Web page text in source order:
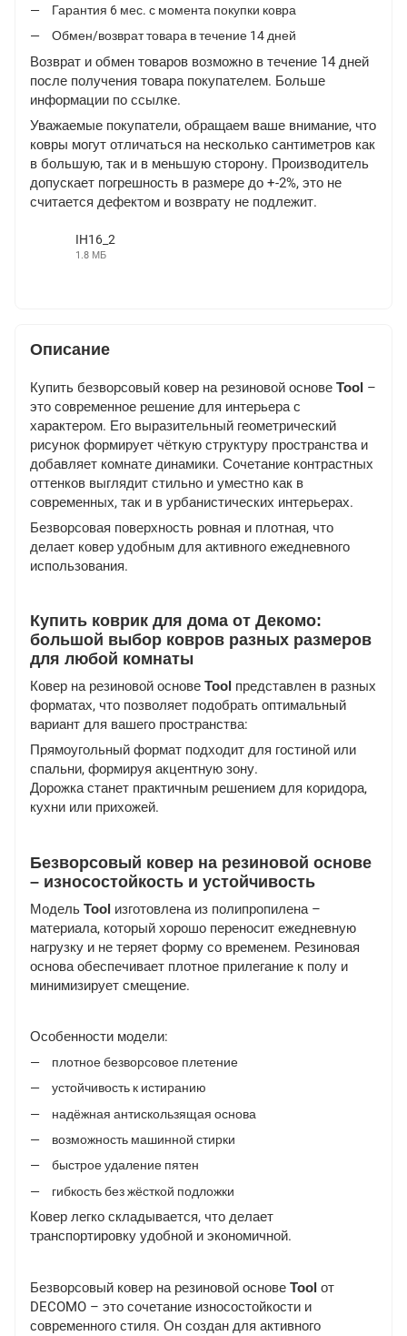
Гарантия 6 мес. с момента покупки ковра
Обмен/возврат товара в течение 14 дней
Возврат и обмен товаров возможно в течение 14 дней
после получения товара покупателем. Больше
информации по ссылке.
Уважаемые покупатели, обращаем ваше внимание, что
ковры могут отличаться на несколько сантиметров как
в большую, так и в меньшую сторону. Производитель
допускает погрешность в размере до +-2%, это не
считается дефектом и возврату не подлежит.
IH16_2
1.8 МБ
Описание
Купить безворсовый ковер на резиновой основе Tool –
это современное решение для интерьера с
характером. Его выразительный геометрический
рисунок формирует чёткую структуру пространства и
добавляет комнате динамики. Сочетание контрастных
оттенков выглядит стильно и уместно как в
современных, так и в урбанистических интерьерах.
Безворсовая поверхность ровная и плотная, что
делает ковер удобным для активного ежедневного
использования.
Купить коврик для дома от Декомо:
большой выбор ковров разных размеров
для любой комнаты
Ковер на резиновой основе Tool представлен в разных
форматах, что позволяет подобрать оптимальный
вариант для вашего пространства:
Прямоугольный формат подходит для гостиной или
спальни, формируя акцентную зону.
Дорожка станет практичным решением для коридора,
кухни или прихожей.
Безворсовый ковер на резиновой основе
– износостойкость и устойчивость
Модель Tool изготовлена из полипропилена –
материала, который хорошо переносит ежедневную
нагрузку и не теряет форму со временем. Резиновая
основа обеспечивает плотное прилегание к полу и
минимизирует смещение.
Особенности модели:
плотное безворсовое плетение
устойчивость к истиранию
надёжная антискользящая основа
возможность машинной стирки
быстрое удаление пятен
гибкость без жёсткой подложки
Ковер легко складывается, что делает
транспортировку удобной и экономичной.
Безворсовый ковер на резиновой основе Tool от
DECOMO – это сочетание износостойкости и
современного стиля. Он создан для активного